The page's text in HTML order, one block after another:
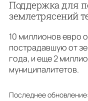
Поддержка для
землетрясений
10 миллионов евро
пострадавшую от
года, и еще 2
муниципалитетов.
Последнее обновление: